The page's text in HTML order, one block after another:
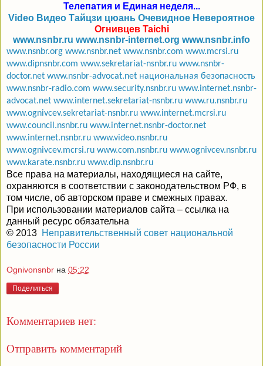
Телепатия и Единая неделя...
Video Видео Тайцзи цюань Очевидное Невероятное
Огнивцев Taichi
www.nsnbr.ru www.nsnbr-internet.org www.nsnbr.info
www.nsnbr.org www.nsnbr.net www.nsnbr.com www.mcrsi.ru
www.dipnsnbr.com www.sekretariat-nsnbr.ru www.nsnbr-
doctor.net www.nsnbr-advocat.net национальная безопасность
www.nsnbr-radio.com www.security.nsnbr.ru www.internet.nsnbr-
advocat.net www.internet.sekretariat-nsnbr.ru www.ru.nsnbr.ru
www.ognivcev.sekretariat-nsnbr.ru www.internet.mcrsi.ru
www.council.nsnbr.ru www.internet.nsnbr-doctor.net
www.internet.nsnbr.ru www.video.nsnbr.ru
www.ognivcev.mcrsi.ru www.com.nsnbr.ru www.ognivcev.nsnbr.ru
www.karate.nsnbr.ru www.dip.nsnbr.ru
Все права на материалы, находящиеся на сайте,
охраняются в соответствии с законодательством РФ, в
том числе, об авторском праве и смежных правах.
При использовании материалов сайта – ссылка на
данный ресурс обязательна
© 2013 Неправительственный совет национальной
безопасности России
Ognivonsnbr на 05:22
Поделиться
Комментариев нет:
Отправить комментарий